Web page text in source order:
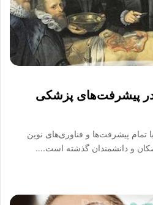
پیشرفت‌های پزشکی
پیشرفت‌ها و فناوری‌های نوین
و دانشمندان گذشته است.…